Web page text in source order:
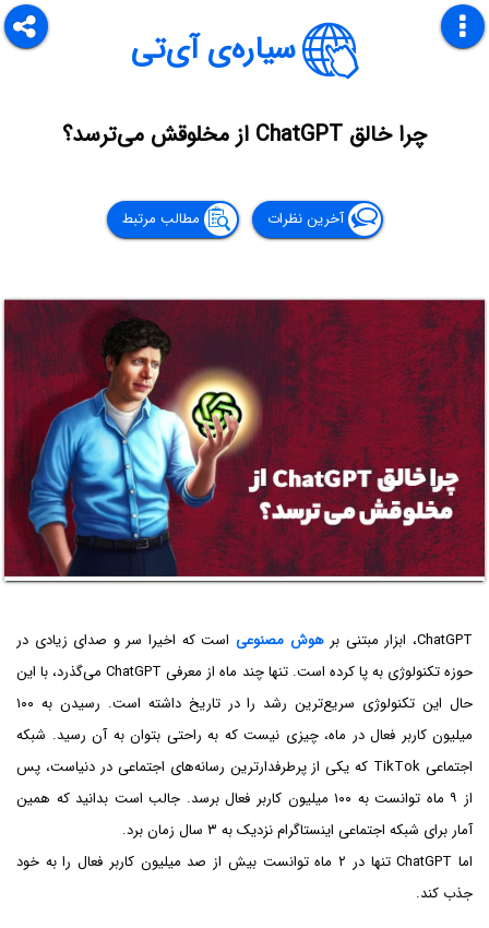
سیاره‌ی آی‌تی
چرا خالق ChatGPT از مخلوقش می‌ترسد؟
آخرین نظرات مطالب مرتبط
ChatGPT، ابزار مبتنی بر هوش مصنوعی است که اخیرا سر و صدای زیادی در
حوزه تکنولوژی به پا کرده است. تنها چند ماه از معرفی ChatGPT می‌گذرد، با این
حال این تکنولوژی سریع‌ترین رشد را در تاریخ داشته است. رسیدن به ۱۰۰
میلیون کاربر فعال در ماه، چیزی نیست که به راحتی بتوان به آن رسید. شبکه
اجتماعی TikTok که یکی از پرطرفدارترین رسانه‌های اجتماعی در دنیاست، پس
از ۹ ماه توانست به ۱۰۰ میلیون کاربر فعال برسد. جالب است بدانید که همین
آمار برای شبکه اجتماعی اینستاگرام نزدیک به ۳ سال زمان برد.
اما ChatGPT تنها در ۲ ماه توانست بیش از صد میلیون کاربر فعال را به خود
جذب کند.